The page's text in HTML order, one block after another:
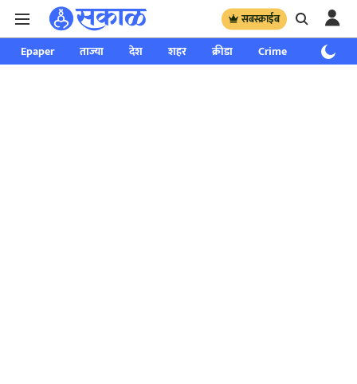
सबस्क्राईब
Epaper ताज्या देश शहर क्रीडा Crime साप्ताहिक